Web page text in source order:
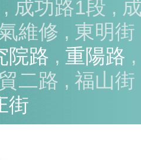
成功路1段 ,
維修 , 東明
院路 , 重陽路
二路 , 福山
街